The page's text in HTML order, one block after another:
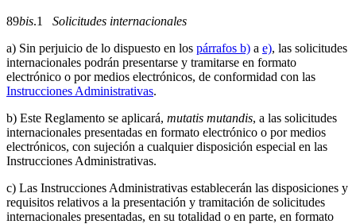
89bis.1
Solicitudes internacionales
a) Sin perjuicio de lo dispuesto en los párrafos b) a e), las solicitudes
internacionales podrán presentarse y tramitarse en formato
electrónico o por medios electrónicos, de conformidad con las
Instrucciones Administrativas.
b) Este Reglamento se aplicará, mutatis mutandis, a las solicitudes
internacionales presentadas en formato electrónico o por medios
electrónicos, con sujeción a cualquier disposición especial en las
Instrucciones Administrativas.
c) Las Instrucciones Administrativas establecerán las disposiciones y
requisitos relativos a la presentación y tramitación de solicitudes
internacionales presentadas, en su totalidad o en parte, en formato